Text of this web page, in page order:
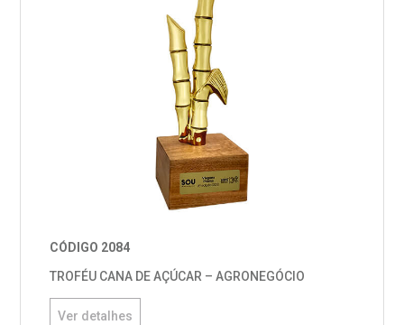
CÓDIGO 2084
TROFÉU CANA DE AÇÚCAR – AGRONEGÓCIO
Ver detalhes